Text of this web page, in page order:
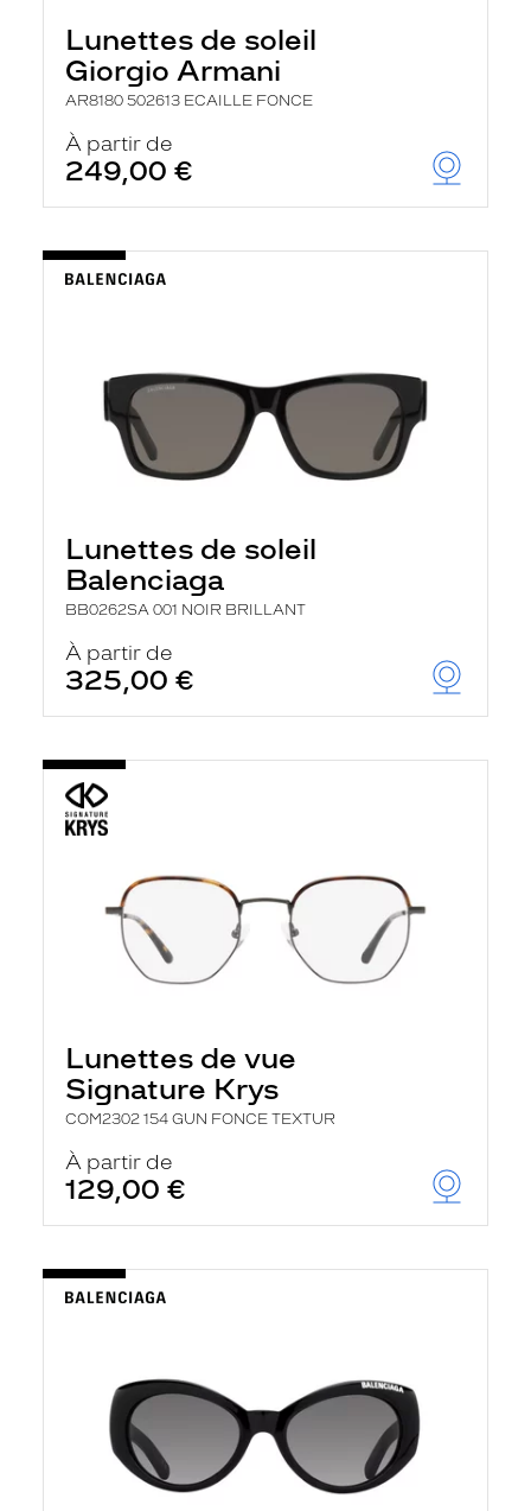
Lunettes de soleil
Giorgio Armani
AR8180 502613 ECAILLE FONCE
À partir de
249,00 €
Lunettes de soleil
Balenciaga
BB0262SA 001 NOIR BRILLANT
À partir de
325,00 €
Lunettes de vue
Signature Krys
COM2302 154 GUN FONCE TEXTUR
À partir de
129,00 €